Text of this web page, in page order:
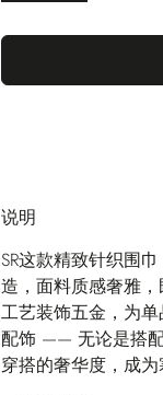
说明
SR这款精致针织围
造，面料质感奢雅
工艺装饰五金，为
配饰 —— 无论是搭
穿搭的奢华度，成为